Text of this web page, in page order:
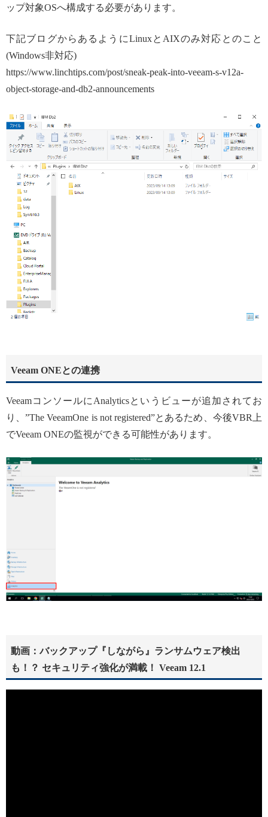
ップ対象OSへ構成する必要があります。
下記ブログからあるようにLinuxとAIXのみ対応とのこと
(Windows非対応)
https://www.linchtips.com/post/sneak-peak-into-veeam-s-v12a-
object-storage-and-db2-announcements
Veeam ONEとの連携
VeeamコンソールにAnalyticsというビューが追加されてお
り、”The VeeamOne is not registered”とあるため、今後VBR上
でVeeam ONEの監視ができる可能性があります。
動画：バックアップ『しながら』ランサムウェア検出
も！？ セキュリティ強化が満載！ Veeam 12.1